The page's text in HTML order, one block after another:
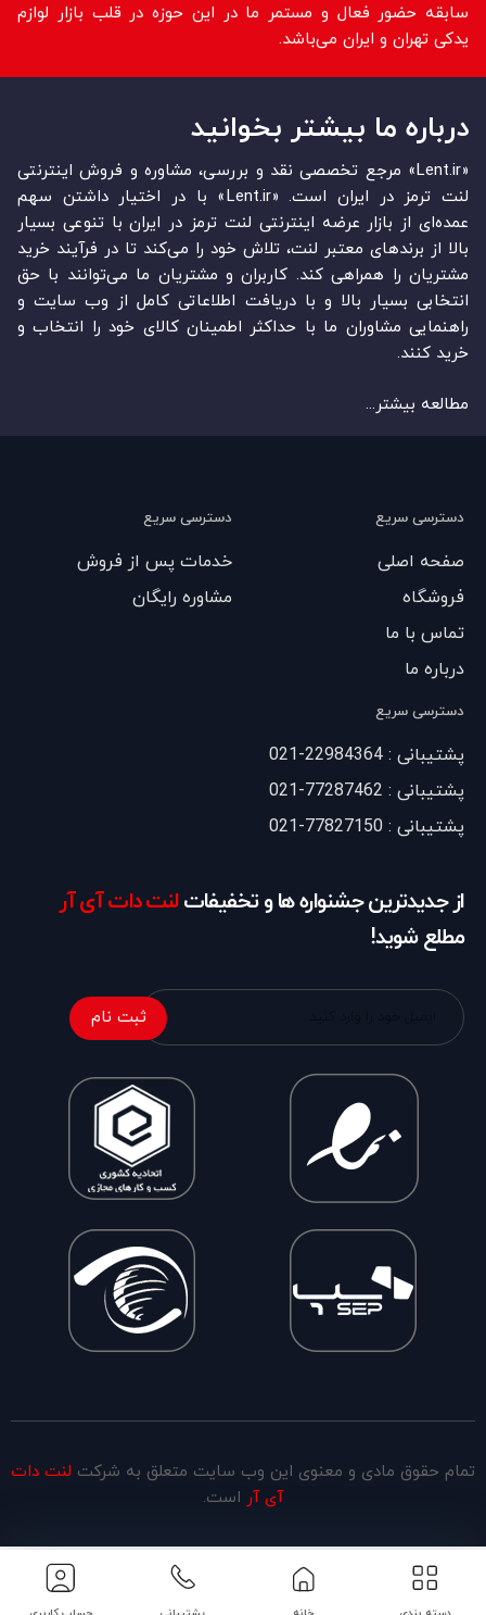
سابقه حضور فعال و مستمر ما در این حوزه در قلب بازار لوازم
یدکی تهران و ایران می‌باشد.
درباره ما بیشتر بخوانید
«Lent.ir» مرجع تخصصی نقد و بررسی، مشاوره و فروش اینترنتی
لنت ترمز در ایران است. «Lent.ir» با در اختیار داشتن سهم
عمده‏‌ای از بازار عرضه اینترنتی لنت ترمز در ایران با تنوعی بسیار
بالا از برندهای معتبر لنت، تلاش خود را می‌‏‏کند تا در فرآیند خرید
مشتریان را همراهی کند. کاربران و مشتریان ما می‏‏‌توانند با حق
انتخابی بسیار بالا و با دریافت اطلاعاتی کامل از وب سایت و
راهنمایی مشاوران ما با حداکثر اطمینان کالای خود را انتخاب و
خرید کنند.
مطالعه بیشتر...
دسترسی سریع
صفحه اصلی
فروشگاه
تماس با ما
درباره ما
دسترسی سریع
خدمات پس از فروش
مشاوره رایگان
دسترسی سریع
پشتیبانی : 22984364-021
پشتیبانی : 77287462-021
پشتیبانی : 77827150-021
از جدیدترین جشنواره ها و تخفیفاتلنت دات آی آر
مطلع شوید!
ثبت نام
تمام حقوق مادی و معنوی این وب سایت متعلق به شرکت لنت دات
آی آر است.